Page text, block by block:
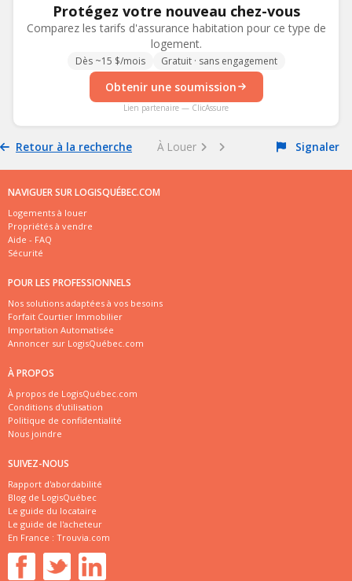
Protégez votre nouveau chez-vous
Comparez les tarifs d'assurance habitation pour ce type de
logement.
Dès ~15 $/mois Gratuit · sans engagement
Obtenir une soumission
Lien partenaire — ClicAssure
Retour à la recherche À Louer Signaler
NAVIGUER SUR LOGISQUÉBEC.COM
Logements à louer
Propriétés à vendre
Aide - FAQ
Sécurité
POUR LES PROFESSIONNELS
Nos solutions adaptées à vos besoins
Forfait Courtier Immobilier
Importation Automatisée
Annoncer sur LogisQuébec.com
À PROPOS
À propos de LogisQuébec.com
Conditions d'utilisation
Politique de confidentialité
Nous joindre
SUIVEZ-NOUS
Rapport d'abordabilité
Blog de LogisQuébec
Le guide du locataire
Le guide de l'acheteur
En France : Trouvia.com